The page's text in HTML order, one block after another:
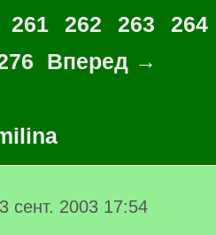
261 262 263 264
Вперед →
сент. 2003 17:54